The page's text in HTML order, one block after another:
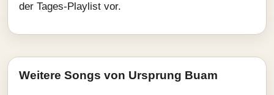
der Tages-Playlist vor.
Weitere Songs von Ursprung Buam